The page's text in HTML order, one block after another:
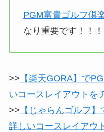
PGM富貴ゴルフ倶
なり重要です！！！
>> 【楽天GORA】で
いコースレイアウトを
>> 【じゃらんゴルフ
詳しいコースレイアウ